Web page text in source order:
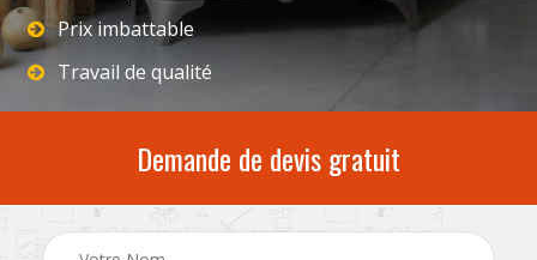
Prix imbattable
Travail de qualité
Demande de devis gratuit